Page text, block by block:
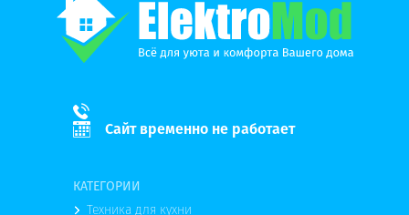
Сайт временно не работает
КАТЕГОРИИ
Техника для кухни